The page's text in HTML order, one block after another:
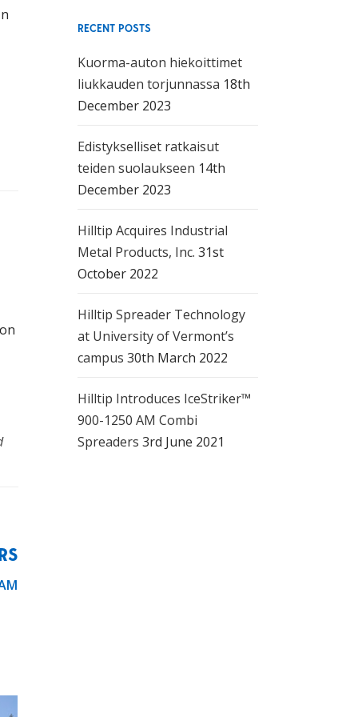
RECENT POSTS
Kuorma-auton hiekoittimet
liukkauden torjunnassa 18th
December 2023
Edistykselliset ratkaisut
teiden suolaukseen 14th
December 2023
Hilltip Acquires Industrial
Metal Products, Inc. 31st
October 2022
Hilltip Spreader Technology
at University of Vermont’s
campus 30th March 2022
Hilltip Introduces IceStriker™
900-1250 AM Combi
Spreaders 3rd June 2021